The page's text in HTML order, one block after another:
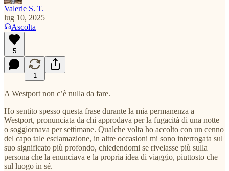
Valerie S. T.
lug 10, 2025
Ascolta
5
1
A Westport non c’è nulla da fare.
Ho sentito spesso questa frase durante la mia permanenza a
Westport, pronunciata da chi approdava per la fugacità di una notte
o soggiornava per settimane. Qualche volta ho accolto con un cenno
del capo tale esclamazione, in altre occasioni mi sono interrogata sul
suo significato più profondo, chiedendomi se rivelasse più sulla
persona che la enunciava e la propria idea di viaggio, piuttosto che
sul luogo in sé.